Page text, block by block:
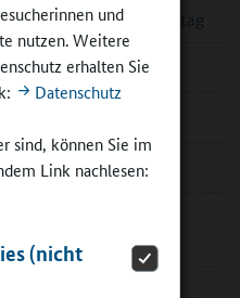
und
nutzen. Weitere
erhalten Sie
Datenschutz
sind, können Sie im
Link nachlesen:
(nicht
im Ganztag
wird fortgesetzt
in Ober-Ramstadt